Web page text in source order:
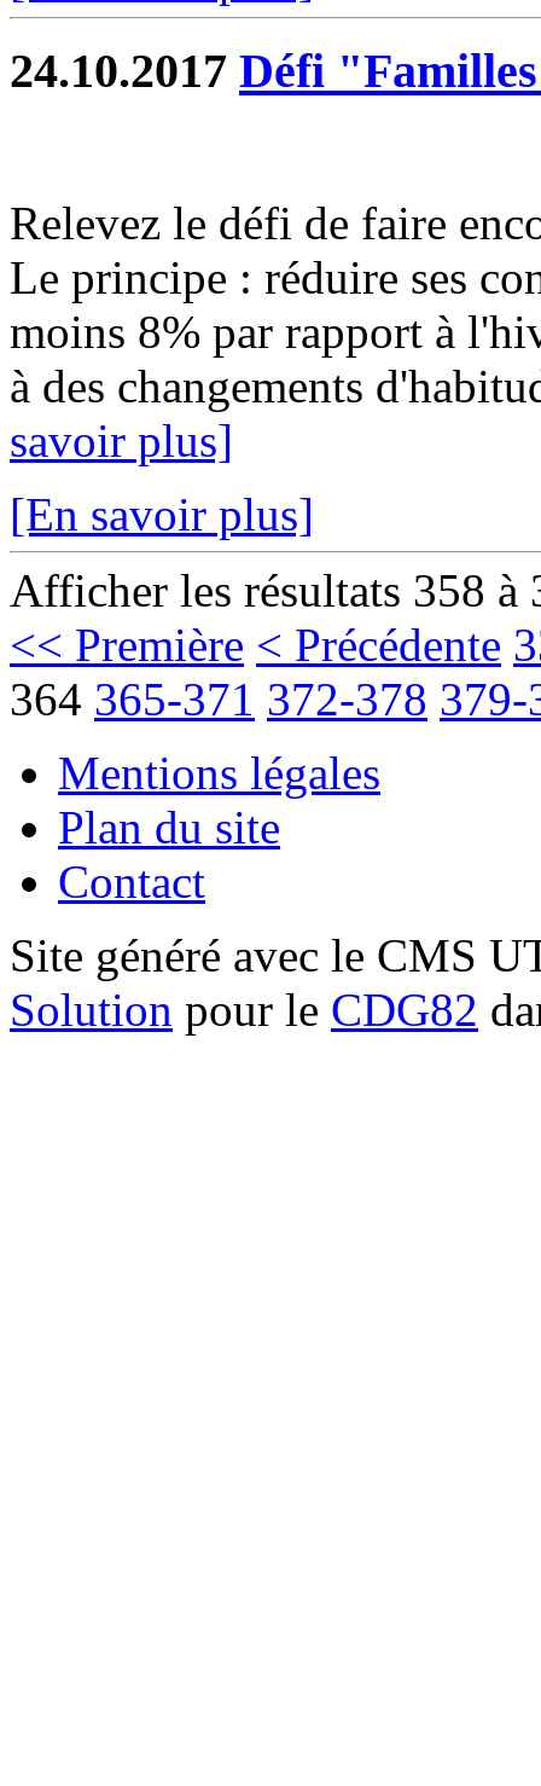
24.10.2017 Défi
Relevez le défi de faire
Le principe : réduire ses
moins 8% par rapport à
à des changements
savoir plus]
[En savoir plus]
Afficher les résultats 358 à
<< Première < Précédente
364 365-371 372-378 379-
Mentions légales
Plan du site
Contact
Site généré avec le CMS
Solution pour le CDG82